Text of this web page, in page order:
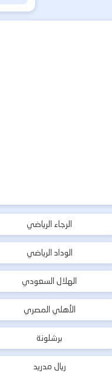
الرجاء الرياضي
الوداد الرياضي
الهلال السعودي
الأهلي المصري
برشلونة
ريال مدريد